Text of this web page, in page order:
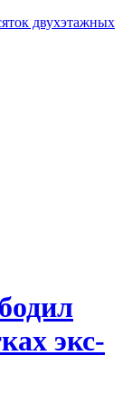
двухэтажных
экс-